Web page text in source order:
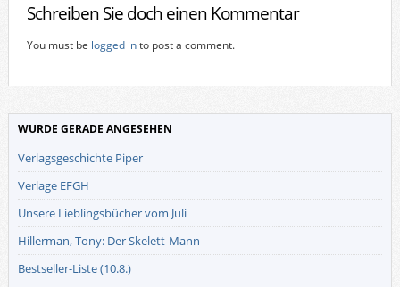
Schreiben Sie doch einen Kommentar
You must be logged into post a comment.
WURDE GERADE ANGESEHEN
Verlagsgeschichte Piper
Verlage EFGH
Unsere Lieblingsbücher vom Juli
Hillerman, Tony: Der Skelett-Mann
Bestseller-Liste (10.8.)